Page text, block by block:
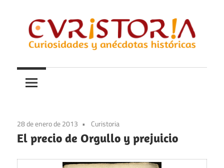
contenido
Curistoria
y
anécdotas
historia
28 de enero de 2013 Curistoria
El precio de Orgullo y prejuicio